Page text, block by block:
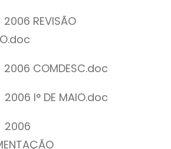
REVISÃO
COMDESC.doc
I° DE MAIO.doc